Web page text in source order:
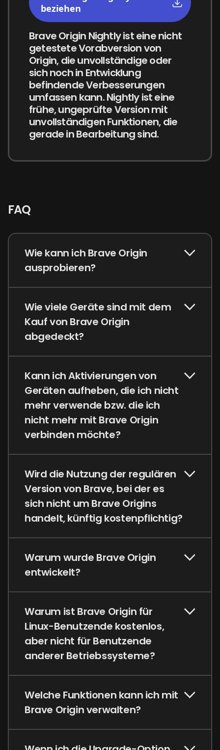
beziehen
Brave Origin Nightly ist eine nicht
getestete Vorabversion von
Origin, die unvollständige oder
sich noch in Entwicklung
befindende Verbesserungen
umfassen kann. Nightly ist eine
frühe, ungeprüfte Version mit
unvollständigen Funktionen, die
gerade in Bearbeitung sind.
FAQ
Wie kann ich Brave Origin
ausprobieren?
Wie viele Geräte sind mit dem
Kauf von Brave Origin
abgedeckt?
Kann ich Aktivierungen von
Geräten aufheben, die ich nicht
mehr verwende bzw. die ich
nicht mehr mit Brave Origin
verbinden möchte?
Wird die Nutzung der regulären
Version von Brave, bei der es
sich nicht um Brave Origins
handelt, künftig kostenpflichtig?
Warum wurde Brave Origin
entwickelt?
Warum ist Brave Origin für
Linux-Benutzende kostenlos,
aber nicht für Benutzende
anderer Betriebssysteme?
Welche Funktionen kann ich mit
Brave Origin verwalten?